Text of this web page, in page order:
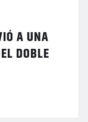
A UNA
DOBLE